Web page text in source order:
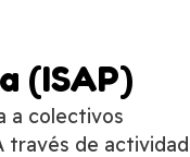
(ISAP)
a colectivos
través de